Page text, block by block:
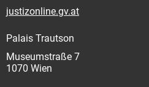
justizonline.gv.at
Palais Trautson
Museumstraße 7
1070 Wien